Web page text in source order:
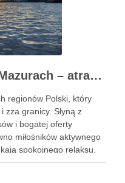
Rodzinne wakacje na Mazurach – atrakcje, które musisz poznać i jak zaplanować idealny wypoczynek
regionów Polski, który
zza granicy. Słyną z
i bogatej oferty
miłośników aktywnego
spokojnego relaksu.
dziećmi, Mazury oferują